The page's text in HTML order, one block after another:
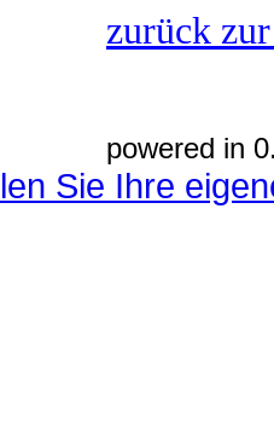
zurück
powered in
Sie Ihre